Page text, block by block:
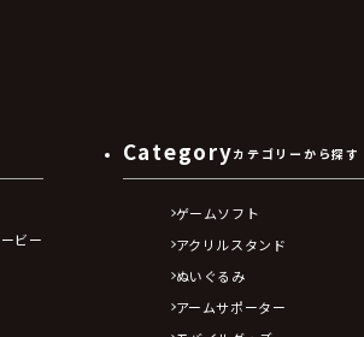
ビー
Categoryカテゴリーから探す
ゲームソフト
アクリルスタンド
ぬいぐるみ
アームサポーター